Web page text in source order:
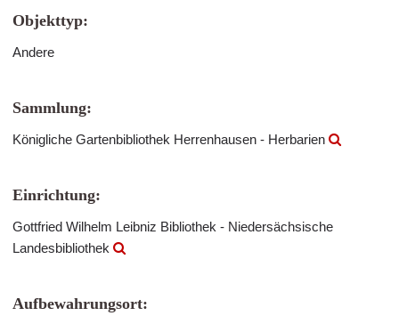
Objekttyp:
Andere
Sammlung:
Königliche Gartenbibliothek Herrenhausen - Herbarien
Einrichtung:
Gottfried Wilhelm Leibniz Bibliothek - Niedersächsische
Landesbibliothek
Aufbewahrungsort: